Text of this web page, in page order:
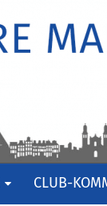
CLUB-